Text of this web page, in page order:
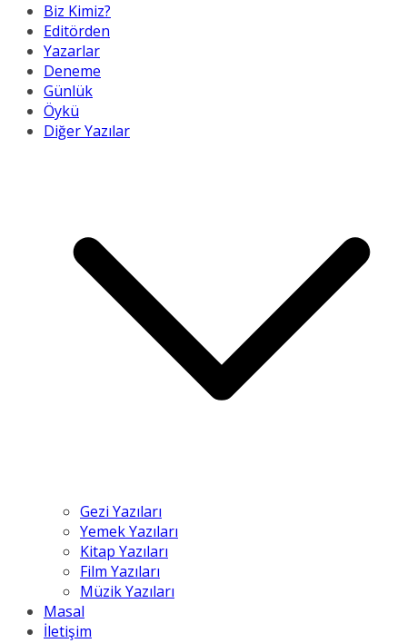
Biz Kimiz?
Editörden
Yazarlar
Deneme
Günlük
Öykü
Diğer Yazılar
Gezi Yazıları
Yemek Yazıları
Kitap Yazıları
Film Yazıları
Müzik Yazıları
Masal
İletişim